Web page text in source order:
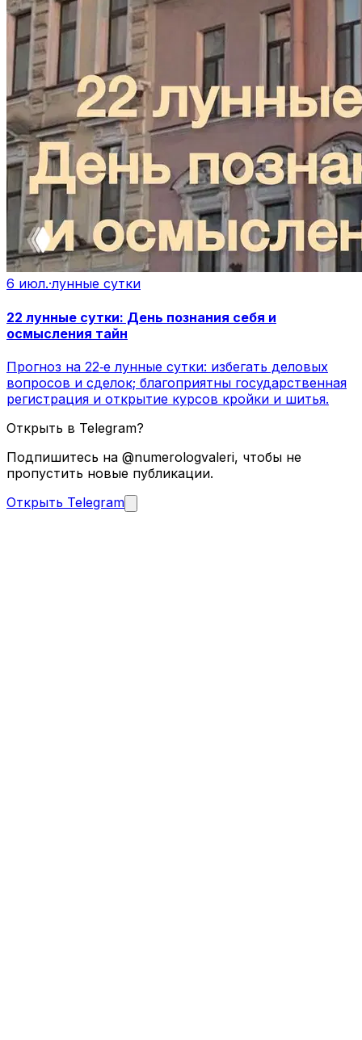
6 июл.·лунные сутки
22 лунные сутки: День познания себя и
осмысления тайн
Прогноз на 22‑е лунные сутки: избегать деловых
вопросов и сделок; благоприятны государственная
регистрация и открытие курсов кройки и шитья.
Открыть в Telegram?
Подпишитесь на @numerologvaleri, чтобы не
пропустить новые публикации.
Открыть Telegram